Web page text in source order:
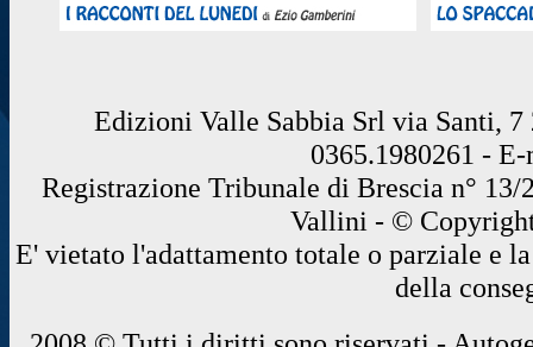
Edizioni Valle Sabbia Srl via Santi, 7
0365.1980261 -
Registrazione Tribunale di Brescia n°
Vallini - ©
E' vietato l'adattamento totale o parziale e
della